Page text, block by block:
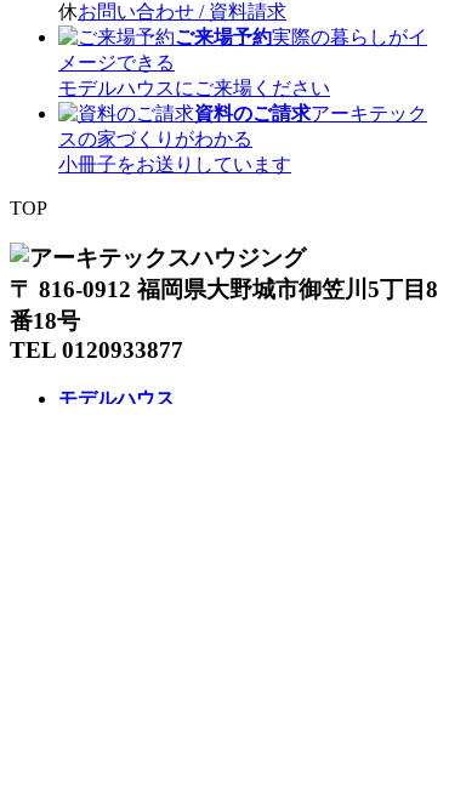
休お問い合わせ / 資料請求
ご来場予約実際の暮らしがイ
メージできる
モデルハウスにご来場ください
資料のご請求アーキテック
スの家づくりがわかる
小冊子をお送りしています
TOP
〒 816-0912 福岡県大野城市御笠川5丁目8
番18号
TEL 0120933877
モデルハウス